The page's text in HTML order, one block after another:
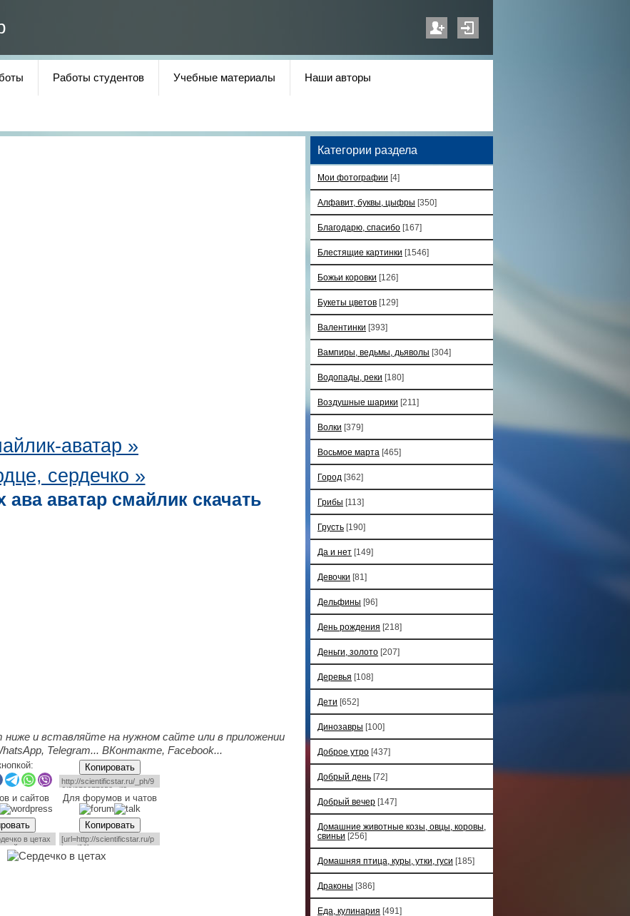
Работы студентов Учебные материалы Наши авторы
аватар »
сердечко »
ава аватар смайлик скачать
и вставляйте на нужном сайте или в приложении
Telegram... ВКонтакте, Facebook...
Копировать
и сайтов Для форумов и чатов
Копировать
Категории раздела
Мои фотографии [4]
Алфавит, буквы, цыфры [350]
Благодарю, спасибо [167]
Блестящие картинки [1546]
Божьи коровки [126]
Букеты цветов [129]
Валентинки [393]
Вампиры, ведьмы, дьяволы [304]
Водопады, реки [180]
Воздушные шарики [211]
Волки [379]
Восьмое марта [465]
Город [362]
Грибы [113]
Грусть [190]
Да и нет [149]
Девочки [81]
Дельфины [96]
День рождения [218]
Деньги, золото [207]
Деревья [108]
Дети [652]
Динозавры [100]
Доброе утро [437]
Добрый день [72]
Добрый вечер [147]
Домашние животные козы, овцы, коровы,
свиньи [256]
Домашняя птица, куры, утки, гуси [185]
Драконы [386]
Еда, кулинария [491]